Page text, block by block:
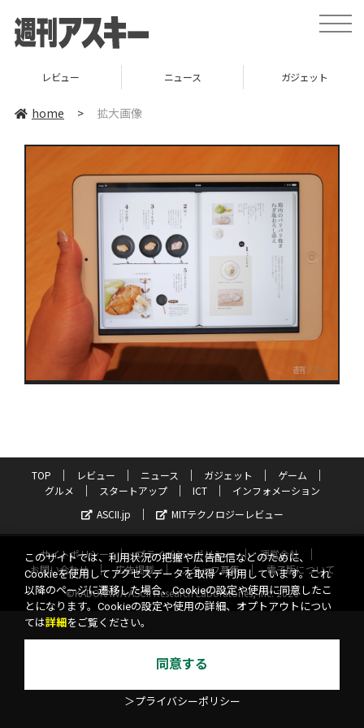
toggle
レビュー ニュース ガジェット
home > 拡大画像
TOP レビュー ニュース ガジェット
ゲーム
グルメ
スタートアップ ICT
インフォメーション
ASCII.jp
MITテクノロジーレビュー
サイトポリシー プライバシーポリシー
運営会社
お問い合わせ
広告掲載 スタッフ募集
電子版について
©KADOKAWA ASCII Research Laboratories, Inc. 2026
このサイトでは、利用状況の把握や広告配信などのために、
Cookieを使用してアクセスデータを取得・利用しています。これ
以降のページに遷移した場合、Cookieの設定や使用に同意したこ
とになります。Cookieの設定や使用の詳細、オプトアウトについ
ては詳細 をご覧ください。
同意する
＞プライバシーポリシー